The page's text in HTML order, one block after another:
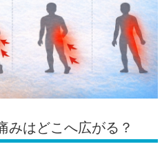
みはどこへ広がる？